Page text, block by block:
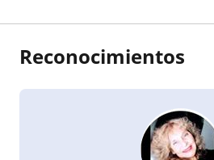
Reconocimientos